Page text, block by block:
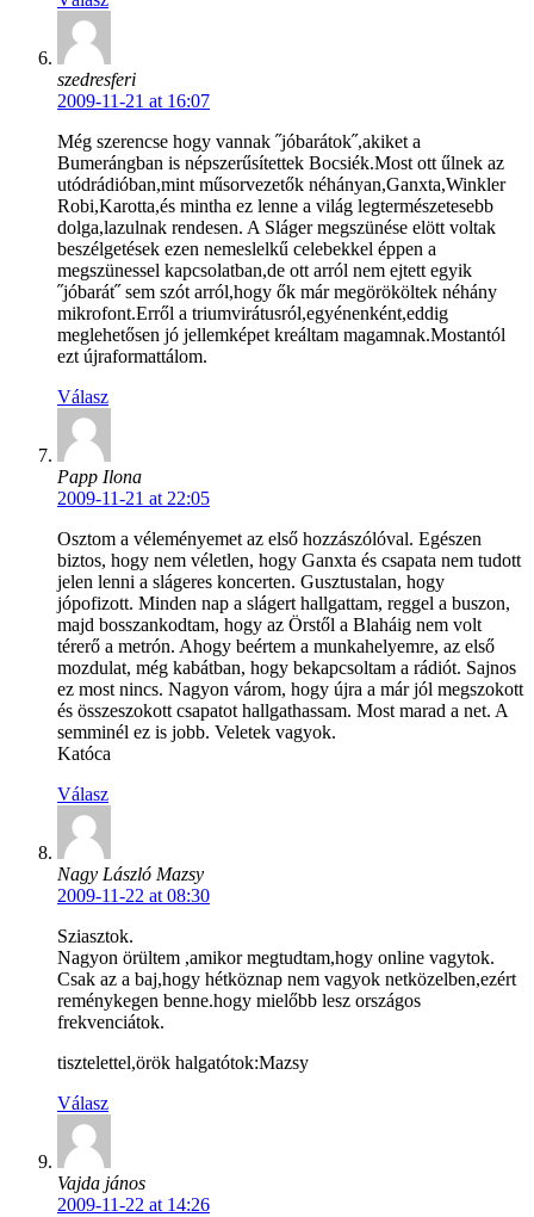
szedresferi
2009-11-21 at 16:07
Még szerencse hogy vannak ˝jóbarátok˝,akiket a
Bumerángban is népszerűsítettek Bocsiék.Most ott űlnek az
utódrádióban,mint műsorvezetők néhányan,Ganxta,Winkler
Robi,Karotta,és mintha ez lenne a világ legtermészetesebb
dolga,lazulnak rendesen. A Sláger megszünése elött voltak
beszélgetések ezen nemeslelkű celebekkel éppen a
megszünessel kapcsolatban,de ott arról nem ejtett egyik
˝jóbarát˝ sem szót arról,hogy ők már megörököltek néhány
mikrofont.Erről a triumvirátusról,egyénenként,eddig
meglehetősen jó jellemképet kreáltam magamnak.Mostantól
ezt újraformattálom.
Válasz
Papp Ilona
2009-11-21 at 22:05
Osztom a véleményemet az első hozzászólóval. Egészen
biztos, hogy nem véletlen, hogy Ganxta és csapata nem tudott
jelen lenni a slágeres koncerten. Gusztustalan, hogy
jópofizott. Minden nap a slágert hallgattam, reggel a buszon,
majd bosszankodtam, hogy az Örstől a Blaháig nem volt
térerő a metrón. Ahogy beértem a munkahelyemre, az első
mozdulat, még kabátban, hogy bekapcsoltam a rádiót. Sajnos
ez most nincs. Nagyon várom, hogy újra a már jól megszokott
és összeszokott csapatot hallgathassam. Most marad a net. A
semminél ez is jobb. Veletek vagyok.
Katóca
Válasz
Nagy László Mazsy
2009-11-22 at 08:30
Sziasztok.
Nagyon örültem ,amikor megtudtam,hogy online vagytok.
Csak az a baj,hogy hétköznap nem vagyok netközelben,ezért
reménykegen benne.hogy mielőbb lesz országos
frekvenciátok.
tisztelettel,örök halgatótok:Mazsy
Válasz
Vajda jános
2009-11-22 at 14:26